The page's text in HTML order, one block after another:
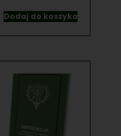
Dodaj do koszyka